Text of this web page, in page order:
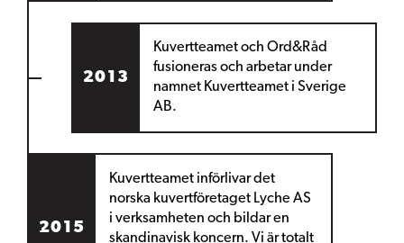
2013
Kuvertteamet och Ord&Råd
fusionerasoch arbetar under
namnet Kuvertteamet i Sverige
AB.
2015
Kuvertteamet införlivardet
norska kuvertföretaget Lyche AS
i verksamheten och bildar en
skandinavisk koncern. Vi är totalt